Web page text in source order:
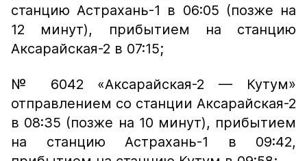
станцию Астрахань-1 в 06:05 (позже на
12 минут), прибытием на станцию
Аксарайская-2 в 07:15;
№ 6042 «Аксарайская-2 — Кутум»
отправлением со станции Аксарайская-2
в 08:35 (позже на 10 минут), прибытием
на станцию Астрахань-1 в 09:42,